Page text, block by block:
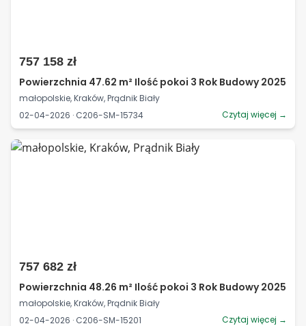
757 158 zł
Powierzchnia 47.62 m² Ilość pokoi 3 Rok Budowy 2025
małopolskie, Kraków, Prądnik Biały
02-04-2026 · C206-SM-15734
Czytaj więcej →
757 682 zł
Powierzchnia 48.26 m² Ilość pokoi 3 Rok Budowy 2025
małopolskie, Kraków, Prądnik Biały
02-04-2026 · C206-SM-15201
Czytaj więcej →